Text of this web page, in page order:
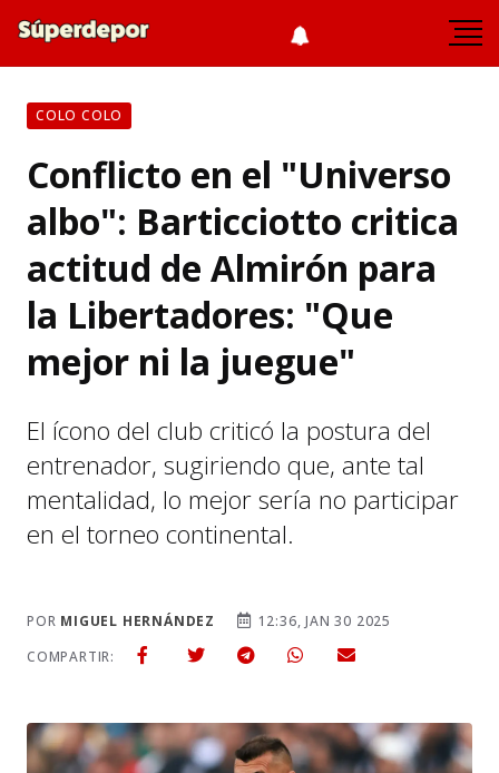
COLO COLO
Conflicto en el "Universo
albo": Barticciotto critica
actitud de Almirón para
la Libertadores: "Que
mejor ni la juegue"
El ícono del club criticó la postura del
entrenador, sugiriendo que, ante tal
mentalidad, lo mejor sería no participar
en el torneo continental.
POR MIGUEL HERNÁNDEZ
12:36, JAN 30 2025
COMPARTIR: